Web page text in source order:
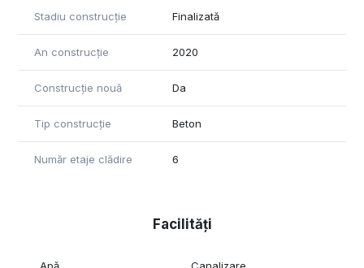
Stadiu construcție Finalizată
An construcție 2020
Construcție nouă Da
Tip construcție Beton
Număr etaje clădire 6
Facilități
Apă Canalizare